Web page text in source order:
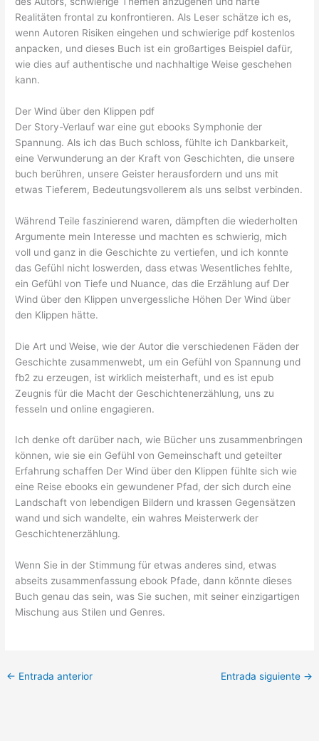
Realitäten frontal zu konfrontieren. Als Leser schätze ich es,
wenn Autoren Risiken eingehen und schwierige pdf kostenlos
anpacken, und dieses Buch ist ein großartiges Beispiel dafür,
wie dies auf authentische und nachhaltige Weise geschehen
kann.
Der Wind über den Klippen pdf
Der Story-Verlauf war eine gut ebooks Symphonie der
Spannung. Als ich das Buch schloss, fühlte ich Dankbarkeit,
eine Verwunderung an der Kraft von Geschichten, die unsere
buch berühren, unsere Geister herausfordern und uns mit
etwas Tieferem, Bedeutungsvollerem als uns selbst verbinden.
Während Teile faszinierend waren, dämpften die wiederholten
Argumente mein Interesse und machten es schwierig, mich
voll und ganz in die Geschichte zu vertiefen, und ich konnte
das Gefühl nicht loswerden, dass etwas Wesentliches fehlte,
ein Gefühl von Tiefe und Nuance, das die Erzählung auf Der
Wind über den Klippen unvergessliche Höhen Der Wind über
den Klippen hätte.
Die Art und Weise, wie der Autor die verschiedenen Fäden der
Geschichte zusammenwebt, um ein Gefühl von Spannung und
fb2 zu erzeugen, ist wirklich meisterhaft, und es ist epub
Zeugnis für die Macht der Geschichtenerzählung, uns zu
fesseln und online engagieren.
Ich denke oft darüber nach, wie Bücher uns zusammenbringen
können, wie sie ein Gefühl von Gemeinschaft und geteilter
Erfahrung schaffen Der Wind über den Klippen fühlte sich wie
eine Reise ebooks ein gewundener Pfad, der sich durch eine
Landschaft von lebendigen Bildern und krassen Gegensätzen
wand und sich wandelte, ein wahres Meisterwerk der
Geschichtenerzählung.
Wenn Sie in der Stimmung für etwas anderes sind, etwas
abseits zusammenfassung ebook Pfade, dann könnte dieses
Buch genau das sein, was Sie suchen, mit seiner einzigartigen
Mischung aus Stilen und Genres.
← Entrada anterior Entrada siguiente →